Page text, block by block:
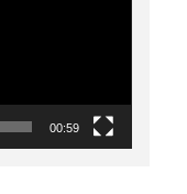
00:59